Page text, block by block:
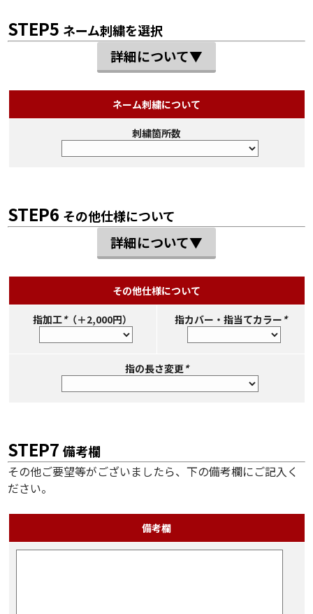
STEP5 ネーム刺繍を選択
詳細について▼
ネーム刺繍について
刺繍箇所数
STEP6 その他仕様について
詳細について▼
その他仕様について
指加工*（＋2,000円） 指カバー・指当てカラー *
指の長さ変更*
STEP7備考欄
その他ご要望等がございましたら、下の備考欄にご記入く
ださい。
備考欄